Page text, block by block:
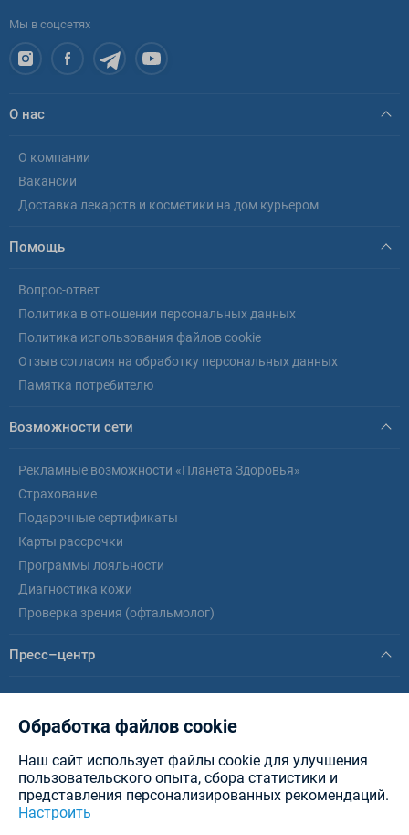
Мы в соцсетях
О нас
О компании
Вакансии
Доставка лекарств и косметики на дом курьером
Помощь
Вопрос-ответ
Политика в отношении персональных данных
Политика использования файлов cookie
Отзыв согласия на обработку персональных данных
Памятка потребителю
Возможности сети
Рекламные возможности «Планета Здоровья»
Страхование
Подарочные сертификаты
Карты рассрочки
Программы лояльности
Диагностика кожи
Проверка зрения (офтальмолог)
Пресс–центр
Новости
Статьи
ИООО «Интерфармакс»
Планета Здоровья - аптеки в
Минске, Витебске, Бресте, Гомеле, Могилеве, Гродно и других городах РБ.
Разработка сайта — New IT
Обработка файлов cookie
Наш сайт использует файлы cookie для улучшения
пользовательского опыта, сбора статистики и
представления персонализированных рекомендаций.
Настроить